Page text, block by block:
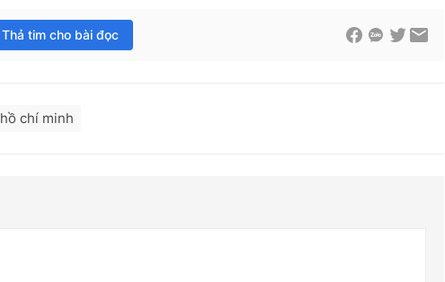
tim cho bài đọc
chí minh